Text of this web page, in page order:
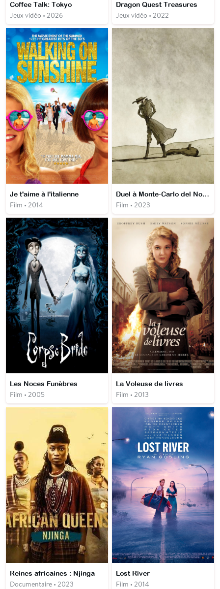
Coffee Talk: Tokyo
Jeux vidéo • 2026
Dragon Quest Treasures
Jeux vidéo • 2022
Je t'aime à l'italienne
Film • 2014
Duel à Monte-Carlo del Norte
Film • 2023
Les Noces Funèbres
Film • 2005
La Voleuse de livres
Film • 2013
Reines africaines : Njinga
Documentaire • 2023
Lost River
Film • 2014